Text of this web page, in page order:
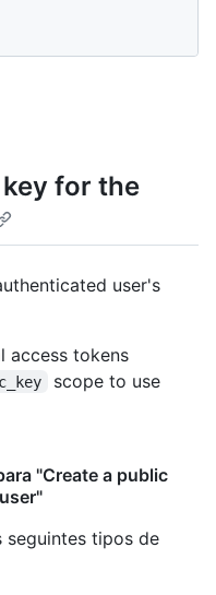
for the
user's
access tokens
scope to use
"Create a public
seguintes tipos de